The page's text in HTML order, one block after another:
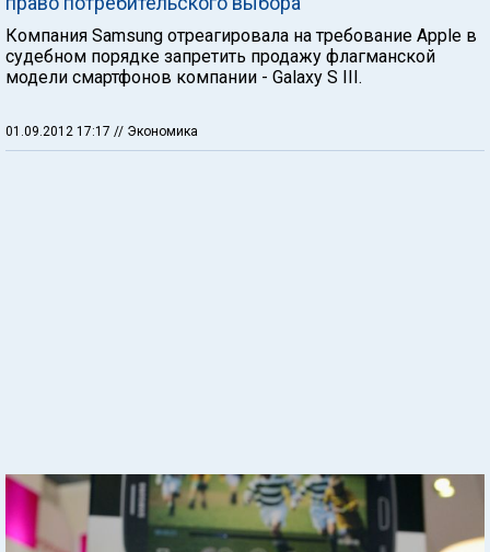
Компания Samsung отреагировала на требование Apple в
судебном порядке запретить продажу флагманской
модели смартфонов компании - Galaxy S III.
01.09.2012 17:17 // Экономика